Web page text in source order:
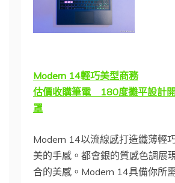
Modern 14輕巧美型商務
估價收購筆電 180度攤平設計
罩
Modern 14以流線感打造纖薄輕
美的手感。都會銀的質感色調展
合的美感。Modern 14具備你所